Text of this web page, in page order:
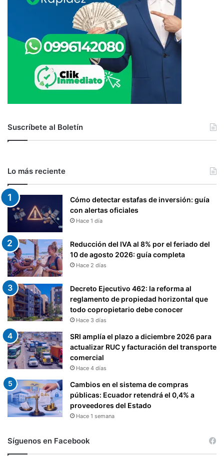
Suscríbete al Boletín
Lo más reciente
Cómo detectar estafas de inversión: guía
con alertas oficiales
Hace 1 día
Reducción del IVA al 8% por el feriado del
10 de agosto 2026: guía completa
Hace 2 días
Decreto Ejecutivo 462: la reforma al
reglamento de propiedad horizontal que
todo copropietario debe conocer
Hace 3 días
SRI amplía el plazo a diciembre 2026 para
actualizar RUC y facturación del transporte
comercial
Hace 4 días
Cambios en el sistema de compras
públicas: Ecuador retendrá el 0,4% a
proveedores del Estado
Hace 1 semana
Síguenos en Facebook